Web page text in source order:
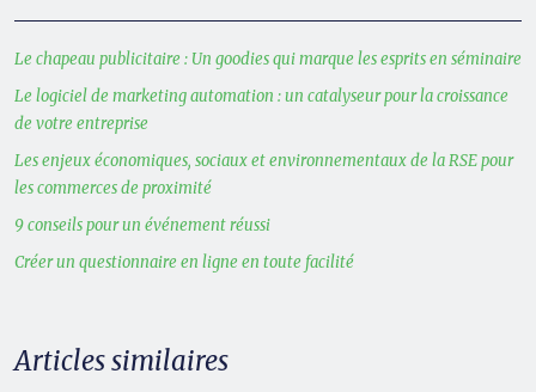
Le chapeau publicitaire : Un goodies qui marque les esprits en séminaire
Le logiciel de marketing automation : un catalyseur pour la croissance
de votre entreprise
Les enjeux économiques, sociaux et environnementaux de la RSE pour
les commerces de proximité
9 conseils pour un événement réussi
Créer un questionnaire en ligne en toute facilité
Articles similaires